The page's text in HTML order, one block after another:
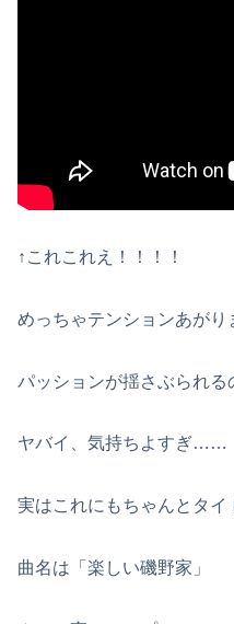
↑これこれえ！！！！
めっちゃテンションあがり
パッションが揺さぶられる
ヤバイ、気持ちよすぎ……
実はこれにもちゃんとタイ
曲名は「楽しい磯野家」